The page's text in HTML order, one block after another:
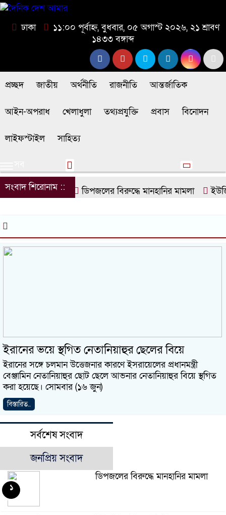
ঢাকা
১১:০০ পূর্বাহ্ন, বুধবার, ০৫ অগাস্ট ২০২৬, ২১ শ্রাবণ
১৪৩৩ বঙ্গাব্দ
প্রচ্ছদ জাতীয় অর্থনীতি রাজনীতি আন্তর্জাতিক
আইন-অপরাধ খেলাধুলা তথ্যপ্রযুক্তি প্রবাস বিনোদন
লাইফস্টাইল সাহিত্য
সংবাদ শিরোনাম ::
ডিপজলের বিরুদ্ধে মানহানির মামলা
ইরানের ভয়ে স্থগিত নেতানিয়াহুর ছেলের বিয়ে
ইরানের সঙ্গে চলমান উত্তেজনার কারণে ইসরায়েলের প্রধানমন্ত্রী
বেঞ্জামিন নেতানিয়াহুর ছোট ছেলে আভনার নেতানিয়াহুর বিয়ে স্থগিত
করা হয়েছে। সোমবার (১৬ জুন)
বিস্তারিত..
সর্বশেষ সংবাদ
জনপ্রিয় সংবাদ
ডিপজলের বিরুদ্ধে মানহানির মামলা
১